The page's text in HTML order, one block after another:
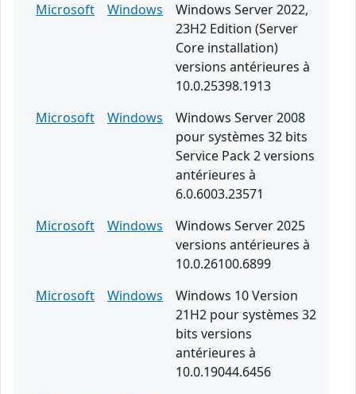
Microsoft
Windows
Windows Server 2022,
23H2 Edition (Server
Core installation)
versions antérieures à
10.0.25398.1913
Microsoft
Windows
Windows Server 2008
pour systèmes 32 bits
Service Pack 2 versions
antérieures à
6.0.6003.23571
Microsoft
Windows
Windows Server 2025
versions antérieures à
10.0.26100.6899
Microsoft
Windows
Windows 10 Version
21H2 pour systèmes 32
bits versions
antérieures à
10.0.19044.6456